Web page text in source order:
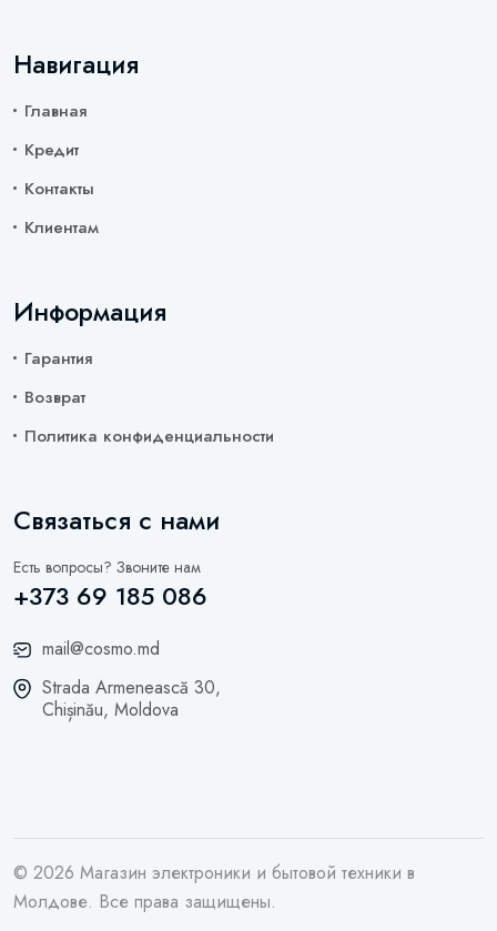
Навигация
Главная
Кредит
Контакты
Клиентам
Информация
Гарантия
Возврат
Политика конфиденциальности
Связаться с нами
Есть вопросы? Звоните нам
+373 69 185 086
mail@cosmo.md
Strada Armenească 30,
Chișinău, Moldova
© 2026 Магазин электроники и бытовой техники в
Молдове. Все права защищены.